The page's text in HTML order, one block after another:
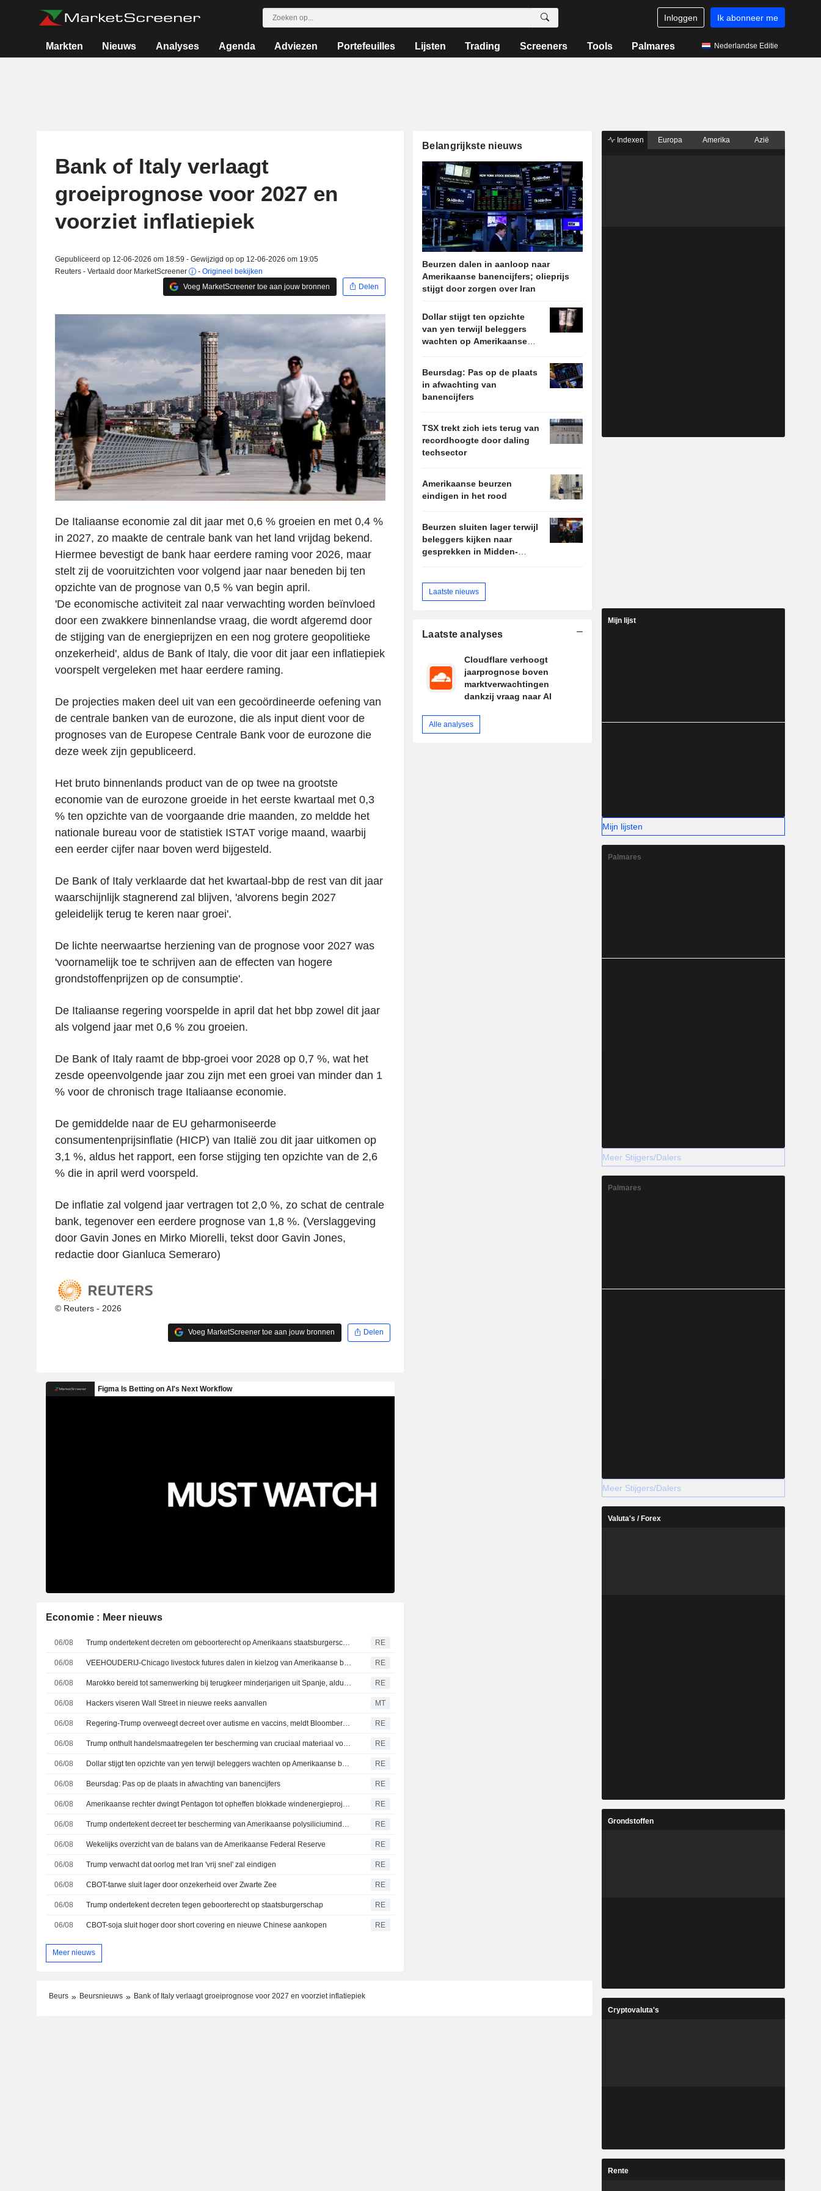
Inloggen Ik abonneer me
Markten Nieuws Analyses Agenda Adviezen Portefeuilles Lijsten Trading Screeners Tools Palmares Nederlandse Editie
Bank of Italy verlaagt
groeiprognose voor 2027 en
voorziet inflatiepiek
Gepubliceerd op 12-06-2026 om 18:59 - Gewijzigd op op 12-06-2026 om 19:05
Reuters - Vertaald door MarketScreener
- Origineel bekijken
Voeg MarketScreener toe aan jouw bronnen
Delen
De Italiaanse economie zal dit jaar met 0,6 % groeien en met 0,4 %
in 2027, zo maakte de centrale bank van het land vrijdag bekend.
Hiermee bevestigt de bank haar eerdere raming voor 2026, maar
stelt zij de vooruitzichten voor volgend jaar naar beneden bij ten
opzichte van de prognose van 0,5 % van begin april.
'De economische activiteit zal naar verwachting worden beïnvloed
door een zwakkere binnenlandse vraag, die wordt afgeremd door
de stijging van de energieprijzen en een nog grotere geopolitieke
onzekerheid', aldus de Bank of Italy, die voor dit jaar een inflatiepiek
voorspelt vergeleken met haar eerdere raming.
De projecties maken deel uit van een gecoördineerde oefening van
de centrale banken van de eurozone, die als input dient voor de
prognoses van de Europese Centrale Bank voor de eurozone die
deze week zijn gepubliceerd.
Het bruto binnenlands product van de op twee na grootste
economie van de eurozone groeide in het eerste kwartaal met 0,3
% ten opzichte van de voorgaande drie maanden, zo meldde het
nationale bureau voor de statistiek ISTAT vorige maand, waarbij
een eerder cijfer naar boven werd bijgesteld.
De Bank of Italy verklaarde dat het kwartaal-bbp de rest van dit jaar
waarschijnlijk stagnerend zal blijven, 'alvorens begin 2027
geleidelijk terug te keren naar groei'.
De lichte neerwaartse herziening van de prognose voor 2027 was
'voornamelijk toe te schrijven aan de effecten van hogere
grondstoffenprijzen op de consumptie'.
De Italiaanse regering voorspelde in april dat het bbp zowel dit jaar
als volgend jaar met 0,6 % zou groeien.
De Bank of Italy raamt de bbp-groei voor 2028 op 0,7 %, wat het
zesde opeenvolgende jaar zou zijn met een groei van minder dan 1
% voor de chronisch trage Italiaanse economie.
De gemiddelde naar de EU geharmoniseerde
consumentenprijsinflatie (HICP) van Italië zou dit jaar uitkomen op
3,1 %, aldus het rapport, een forse stijging ten opzichte van de 2,6
% die in april werd voorspeld.
De inflatie zal volgend jaar vertragen tot 2,0 %, zo schat de centrale
bank, tegenover een eerdere prognose van 1,8 %. (Verslaggeving
door Gavin Jones en Mirko Miorelli, tekst door Gavin Jones,
redactie door Gianluca Semeraro)
© Reuters - 2026
Voeg MarketScreener toe aan jouw bronnen Delen
Economie : Meer nieuws
06/08 RE
06/08 RE
06/08 RE
06/08 Hackers viseren Wall Street in nieuwe reeks aanvallen MT
06/08 RE
06/08 RE
06/08 RE
06/08 Beursdag: Pas op de plaats in afwachting van banencijfers RE
06/08 RE
06/08 RE
06/08 Wekelijks overzicht van de balans van de Amerikaanse Federal Reserve RE
06/08 Trump verwacht dat oorlog met Iran 'vrij snel' zal eindigen RE
06/08 CBOT-tarwe sluit lager door onzekerheid over Zwarte Zee RE
06/08 Trump ondertekent decreten tegen geboorterecht op staatsburgerschap RE
06/08 CBOT-soja sluit hoger door short covering en nieuwe Chinese aankopen RE
Meer nieuws
Belangrijkste nieuws
Beurzen dalen in aanloop naar
Amerikaanse banencijfers; olieprijs
stijgt door zorgen over Iran
Dollar stijgt ten opzichte
van yen terwijl beleggers
wachten op Amerikaanse
Beursdag: Pas op de plaats
in afwachting van
banencijfers
TSX trekt zich iets terug van
recordhoogte door daling
techsector
Amerikaanse beurzen
eindigen in het rood
Beurzen sluiten lager terwijl
beleggers kijken naar
gesprekken in Midden-
Laatste nieuws
Laatste analyses
Cloudflare verhoogt
jaarprognose boven
marktverwachtingen
dankzij vraag naar AI
Alle analyses
Beurs Beursnieuws Bank of Italy verlaagt groeiprognose voor 2027 en voorziet inflatiepiek
Indexen Europa Amerika Azië
Mijn lijst
Mijn lijsten
Palmares
Meer Stijgers/Dalers
Palmares
Meer Stijgers/Dalers
Valuta's / Forex
Grondstoffen
Cryptovaluta's
Rente